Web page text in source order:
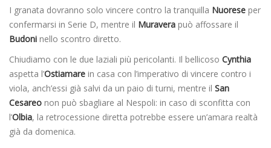
I granata dovranno solo vincere contro la tranquilla Nuorese per
confermarsi in Serie D, mentre il Muravera può affossare il
Budoni nello scontro diretto.
Chiudiamo con le due laziali più pericolanti. Il bellicoso Cynthia
aspetta l’Ostiamare in casa con l’imperativo di vincere contro i
viola, anch’essi già salvi da un paio di turni, mentre il San
Cesareo non può sbagliare al Nespoli: in caso di sconfitta con
l’Olbia, la retrocessione diretta potrebbe essere un’amara realtà
già da domenica.